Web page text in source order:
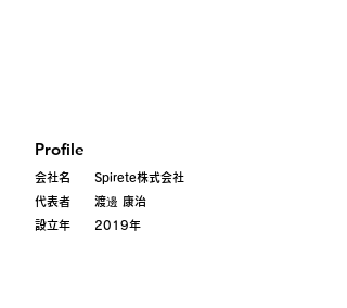
Profile
会社名 Spirete株式会社
代表者 渡邊 康治
設立年 2019年